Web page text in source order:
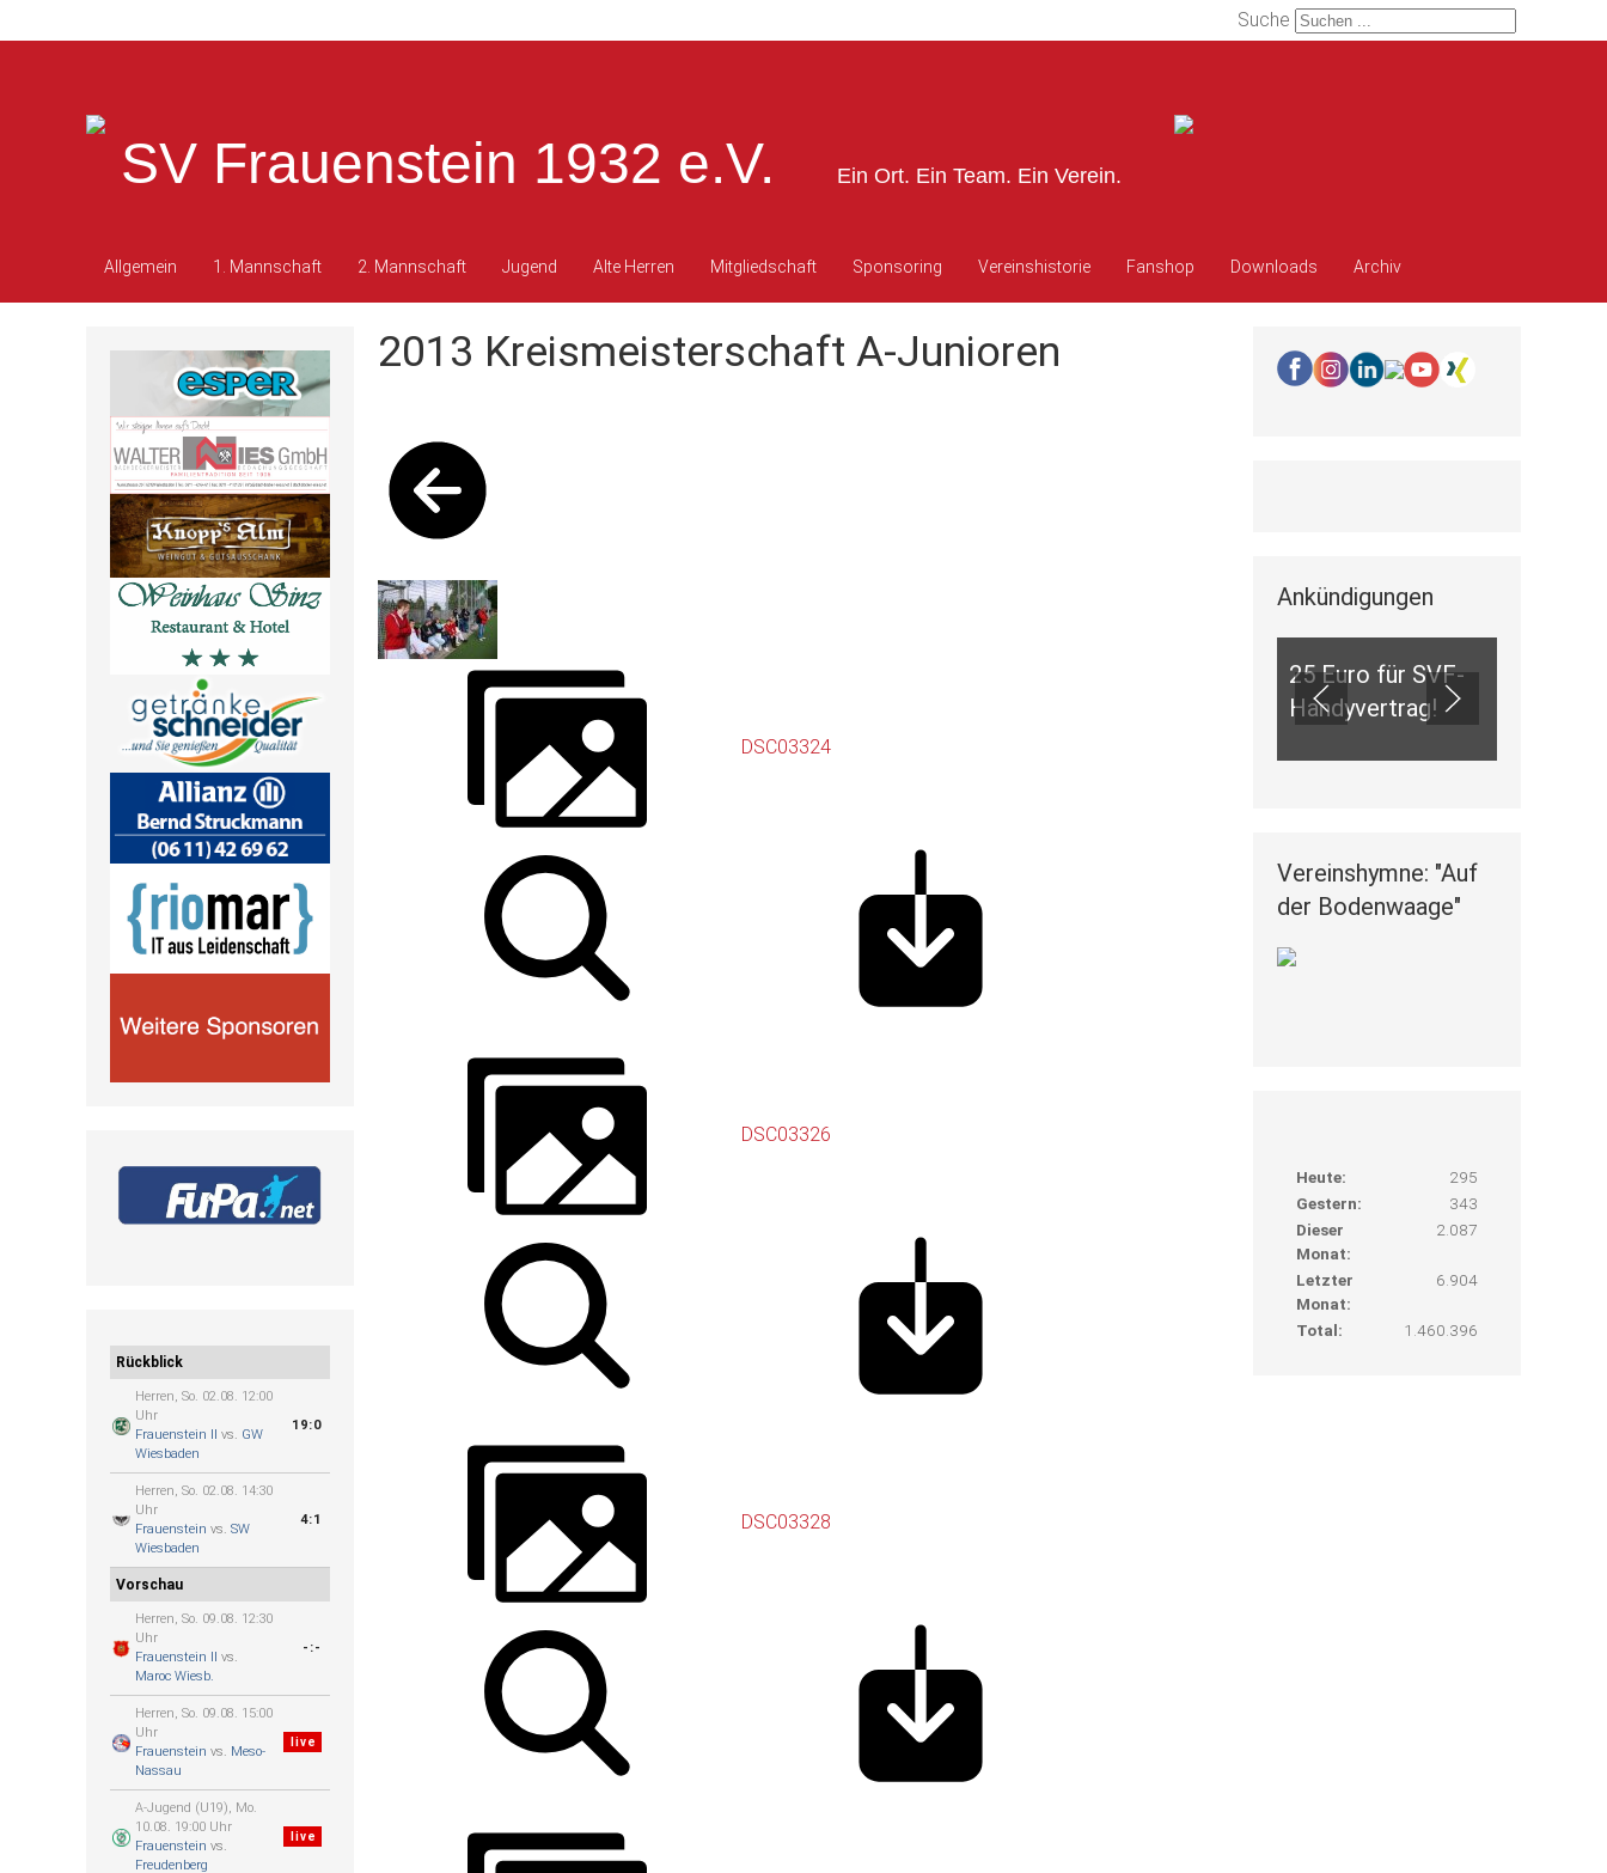
Suche
SV Frauenstein 1932 e.V. Ein Ort. Ein Team. Ein Verein.
Allgemein 1. Mannschaft 2. Mannschaft Jugend Alte Herren Mitgliedschaft Sponsoring Vereinshistorie Fanshop Downloads Archiv
Rückblick
Herren, So. 02.08. 12:00
Uhr
Frauenstein II
vs. GW
Wiesbaden
19:0
Herren, So. 02.08. 14:30
Uhr
Frauenstein vs. SW
Wiesbaden
4:1
Vorschau
Herren, So. 09.08. 12:30
Uhr
Frauenstein II
vs.
Maroc Wiesb.
-:-
Herren, So. 09.08. 15:00
Uhr
Frauenstein vs. Meso-
Nassau
live
A-Jugend (U19), Mo.
10.08. 19:00 Uhr
Frauenstein vs.
Freudenberg
live
2013 Kreismeisterschaft A-Junioren
DSC03324
DSC03326
DSC03328
Ankündigungen
ANKÜNDIGUNGEN
25 Euro für SVF-
Handyvertrag!
Vereinshymne: "Auf
der Bodenwaage"
Heute:
295
Gestern:
343
Dieser
Monat:
2.087
Letzter
Monat:
6.904
Total: 1.460.396